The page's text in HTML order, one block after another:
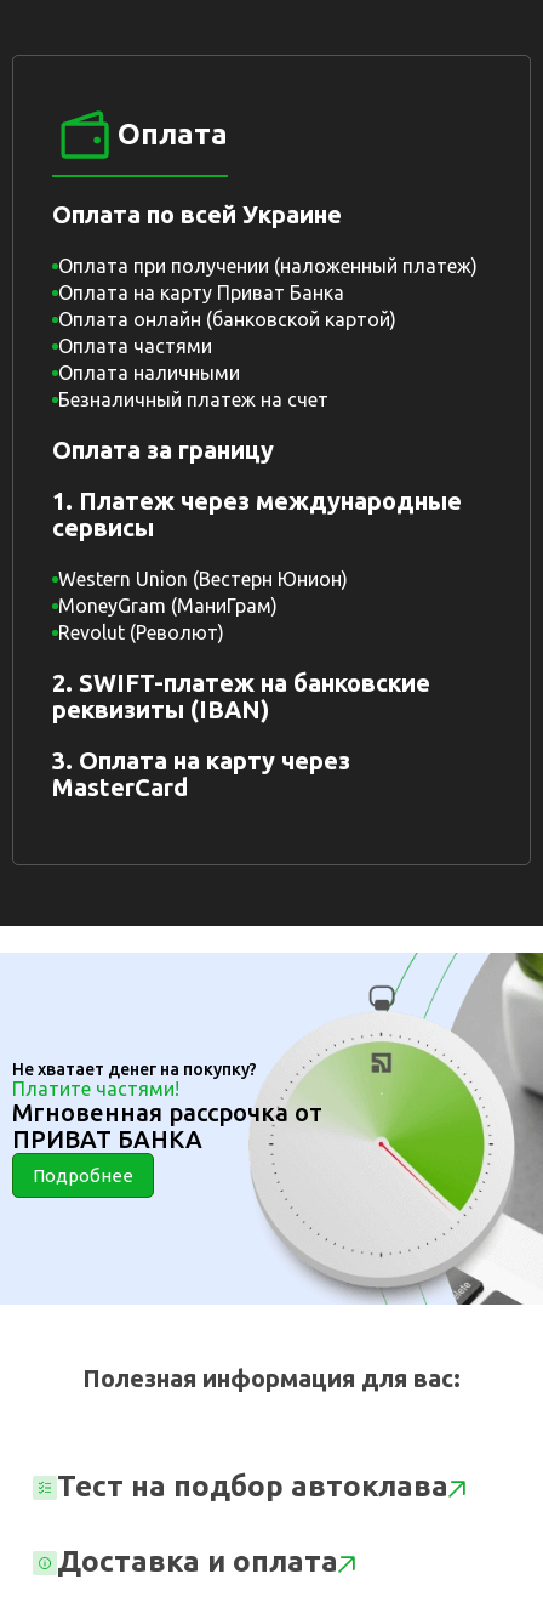
Оплата
Оплата по всей Украине
Оплата при получении (наложенный платеж)
Оплата на карту Приват Банка
Оплата онлайн (банковской картой)
Оплата частями
Оплата наличными
Безналичный платеж на счет
Оплата за границу
1. Платеж через международные
сервисы
Western Union (Вестерн Юнион)
MoneyGram (МаниГрам)
Revolut (Револют)
2. SWIFT-платеж на банковские
реквизиты (IBAN)
3. Оплата на карту через
MasterCard
Не хватает денег на покупку?
Платите частями!
Мгновенная рассрочка от
ПРИВАТ БАНКА
Подробнее
Полезная информация для вас:
Тест на подбор автоклава
Доставка и оплата